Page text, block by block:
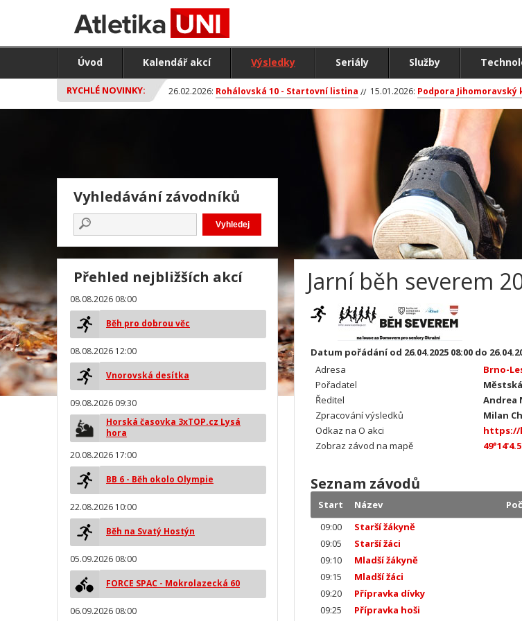
Úvod Kalendář akcí Výsledky Seriály Služby
RYCHLÉ NOVINKY: 26.02.2026: Rohálovská 10 - Startovní listina 15.01.2026: Podpora Jihomoravský
Jarní běh severem
Datum pořádání od 26.04.2025 08:00 do
Adresa
Brno-
Pořadatel
Ředitel
Andrea
Zpracování výsledků
Milan
Odkaz na O akci
https://
Zobraz závod na mapě
Seznam závodů
Start Název
09:00
Starší žákyně
09:05
Starší žáci
09:10
Mladší žákyně
09:15
Mladší žáci
09:20
Přípravka dívky
09:25
Přípravka hoši
Vyhledávání závodníků
Přehled nejbližších akcí
08.08.2026 08:00
Běh pro dobrou věc
08.08.2026 12:00
Vnorovská desítka
09.08.2026 09:30
Horská časovka 3xTOP.cz Lysá
hora
20.08.2026 17:00
BB 6 - Běh okolo Olympie
22.08.2026 10:00
Běh na Svatý Hostýn
05.09.2026 08:00
FORCE SPAC - Mokrolazecká 60
06.09.2026 08:00